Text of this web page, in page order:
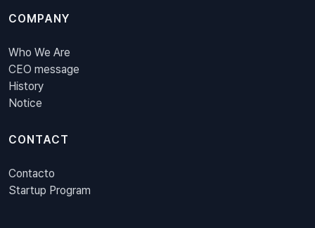
COMPANY
Who We Are
CEO message
History
Notice
CONTACT
Contacto
Startup Program